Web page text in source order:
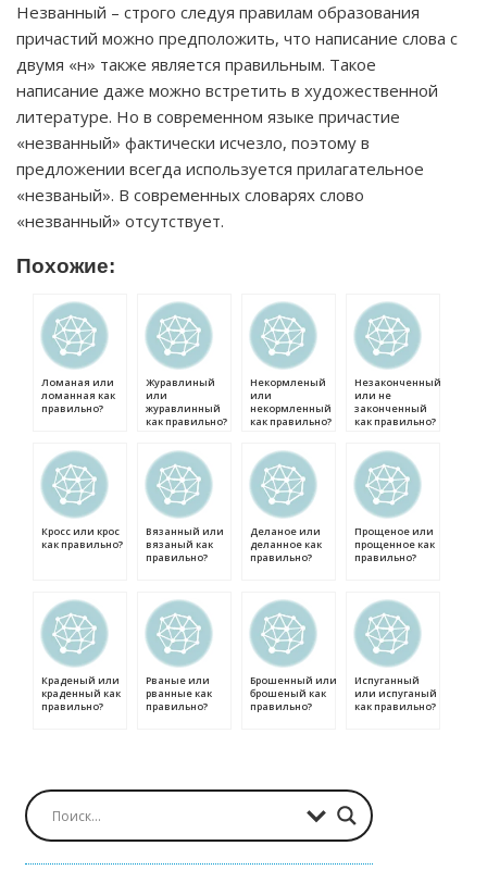
Незванный – строго следуя правилам образования
причастий можно предположить, что написание слова с
двумя «н» также является правильным. Такое
написание даже можно встретить в художественной
литературе. Но в современном языке причастие
«незванный» фактически исчезло, поэтому в
предложении всегда используется прилагательное
«незваный». В современных словарях слово
«незванный» отсутствует.
Похожие:
Ломаная или
ломанная как
правильно?
Журавлиный
или
журавлинный
как правильно?
Некормленый
или
некормленный
как правильно?
Незаконченный
или не
законченный
как правильно?
Кросс или крос
как правильно?
Вязанный или
вязаный как
правильно?
Деланое или
деланное как
правильно?
Прощеное или
прощенное как
правильно?
Краденый или
краденный как
правильно?
Рваные или
рванные как
правильно?
Брошенный или
брошеный как
правильно?
Испуганный
или испуганый
как правильно?